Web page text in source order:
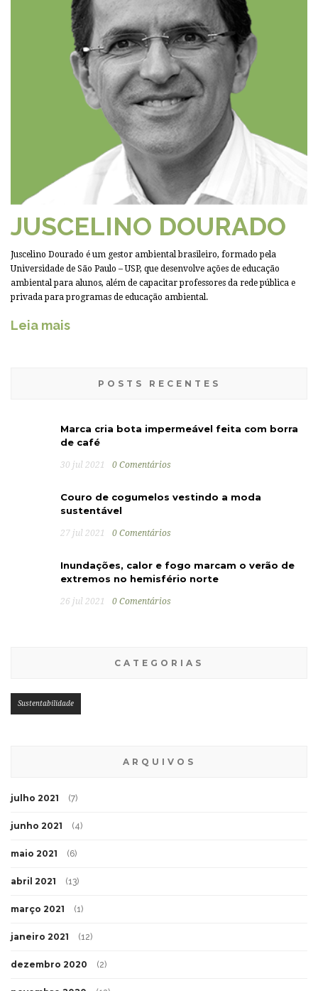
JUSCELINO DOURADO
Juscelino Dourado é um gestor ambiental brasileiro, formado pela
Universidade de São Paulo – USP, que desenvolve ações de educação
ambiental para alunos, além de capacitar professores da rede pública e
privada para programas de educação ambiental.
Leia mais
POSTS RECENTES
Marca cria bota impermeável feita com borra
de café
30 jul 2021 0 Comentários
Couro de cogumelos vestindo a moda
sustentável
27 jul 2021 0 Comentários
Inundações, calor e fogo marcam o verão de
extremos no hemisfério norte
26 jul 2021 0 Comentários
CATEGORIAS
Sustentabilidade
ARQUIVOS
julho 2021 (7)
junho 2021 (4)
maio 2021 (6)
abril 2021 (13)
março 2021 (1)
janeiro 2021 (12)
dezembro 2020 (2)